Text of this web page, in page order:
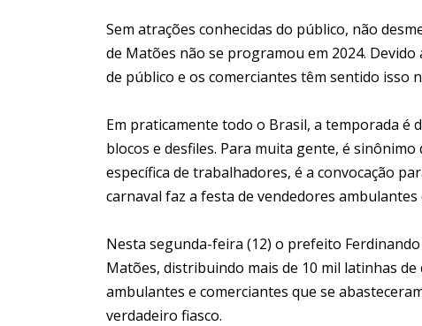
Sem atrações conhecidas do público, não
de Matões não se programou em 2024.
de público e os comerciantes têm sentido isso
Em praticamente todo o Brasil, a temporada é
blocos e desfiles. Para muita gente, é
específica de trabalhadores, é a convocação
carnaval faz a festa de vendedores
Nesta segunda-feira (12) o prefeito
Matões, distribuindo mais de 10 mil latinhas
ambulantes e comerciantes que se
verdadeiro fiasco.